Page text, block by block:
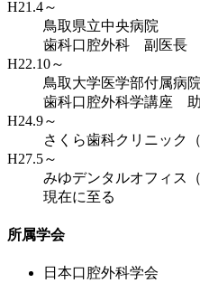
H21.4～
鳥取県立中央病院
歯科口腔外科 副医長
H22.10～
鳥取大学医学部付属病院
歯科口腔外科学講座
H24.9～
さくら歯科クリニック
H27.5～
みゆデンタルオフィス
現在に至る
所属学会
日本口腔外科学会